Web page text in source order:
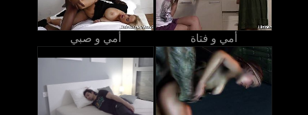
أمي و صبي أمي و فتاة